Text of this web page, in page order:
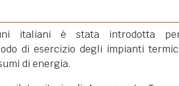
italiani è stata introdotta
di esercizio degli impianti
di energia.